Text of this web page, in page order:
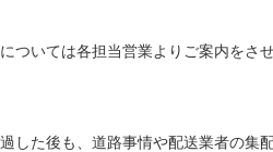
ついては各担当営業よりご案内をさ
した後も、道路事情や配送業者の集